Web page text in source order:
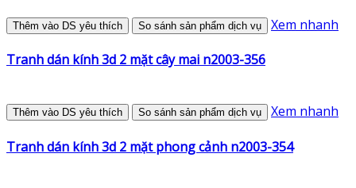
Thêm vào DS yêu thích So sánh sản phẩm dịch vụ Xem nhanh
Tranh dán kính 3d 2 mặt cây mai n2003-356
Thêm vào DS yêu thích So sánh sản phẩm dịch vụ Xem nhanh
Tranh dán kính 3d 2 mặt phong cảnh n2003-354